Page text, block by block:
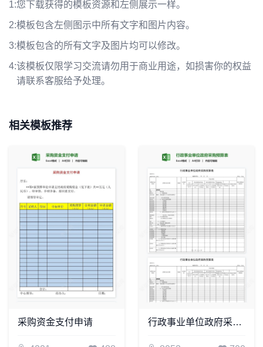
1:您下载获得的模板资源和左侧展示一样。
2:模板包含左侧图示中所有文字和图片内容。
3:模板包含的所有文字及图片均可以修改。
4:该模板仅限学习交流请勿用于商业用途，如损害你的权益
请联系客服给予处理。
相关模板推荐
采购资金支付申请 行政事业单位政府采购预算表